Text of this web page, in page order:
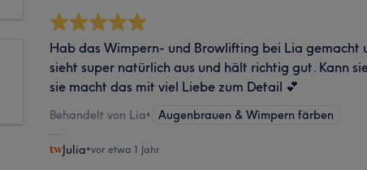
Hab das Wimpern- und Browlifting bei Lia gemacht
sieht super natürlich aus und hält richtig gut. Kann
sie macht das mit viel Liebe zum Detail 💕
Behandelt von Lia• Augenbrauen & Wimpern färben
Julia•vor etwa 1 Jahr